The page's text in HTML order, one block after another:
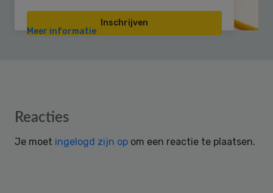
Inschrijven
Meer informatie
Reader
Reacties
Je moet ingelogd zijn op om een reactie te plaatsen.